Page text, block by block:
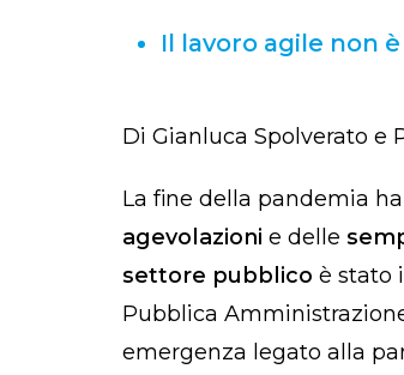
Il lavoro agile non
Di Gianluca Spolverato e
La fine della pandemia
agevolazioni e delle
settore pubblico è stato
Pubblica
emergenza legato alla